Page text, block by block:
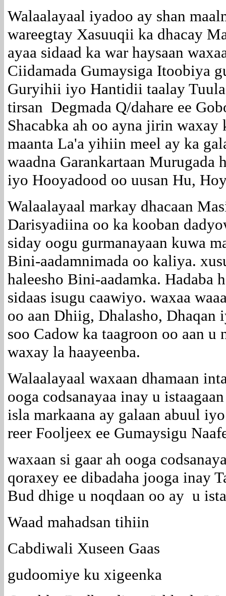
Walaalayaal iyadoo ay shan
wareegtay Xasuuqii ka dhacay
ayaa sidaad ka war haysaan
Ciidamada Gumaysiga Itoobiya
Guryihii iyo Hantidii taalay
tirsan Degmada Q/dahare ee
Shacabka ah oo ayna jirin waxay
maanta La'a yihiin meel ay ka
waadna Garankartaan Murugada
iyo Hooyadood oo uusan Hu,
Walaalayaal markay dhacaan
Darisyadiina oo ka kooban
siday oogu gurmanayaan kuwa
Bini-aadamnimada oo kaliya.
haleesho Bini-aadamka. Hadaba
sidaas isugu caawiyo. waxaa
oo aan Dhiig, Dhalasho, Dhaqan
soo Cadow ka taagroon oo aan
waxay la haayeenba.
Walaalayaal waxaan dhamaan
ooga codsanayaa inay u
isla markaana ay galaan abuul
reer Fooljeex ee Gumaysigu
waxaan si gaar ah ooga
qoraxey ee dibadaha jooga inay
Bud dhige u noqdaan oo ay u
Waad mahadsan tihiin
Cabdiwali Xuseen Gaas
gudoomiye ku xigeenka